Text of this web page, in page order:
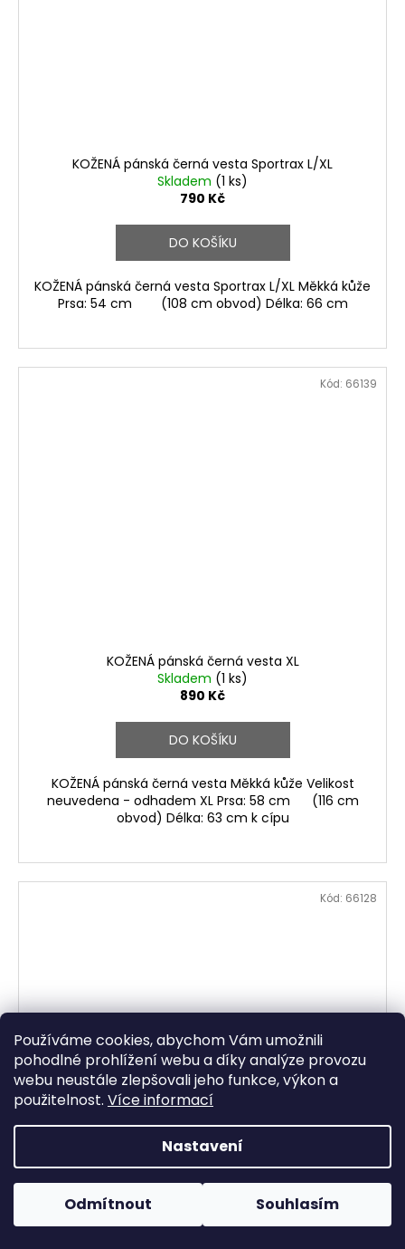
Používáme cookies, abychom Vám umožnili
pohodlné prohlížení webu a díky analýze provozu
webu neustále zlepšovali jeho funkce, výkon a
použitelnost. Více informací
Nastavení
Odmítnout Souhlasím
KOŽENÁ pánská černá vesta Sportrax L/XL
Skladem (1 ks)
790 Kč
DO KOŠÍKU
KOŽENÁ pánská černá vesta Sportrax L/XL Měkká kůže
Prsa: 54 cm (108 cm obvod) Délka: 66 cm
KOŽENÁ pánská černá vesta XL
Skladem (1 ks)
890 Kč
DO KOŠÍKU
KOŽENÁ pánská černá vesta Měkká kůže Velikost
neuvedena - odhadem XL Prsa: 58 cm (116 cm
obvod) Délka: 63 cm k cípu
Kód: 66139
Kód: 66128